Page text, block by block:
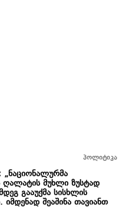
პოლიტიკა
მუხლი ზუსტად
გააუქმა სისხლის
შეაშინა თავიანთ